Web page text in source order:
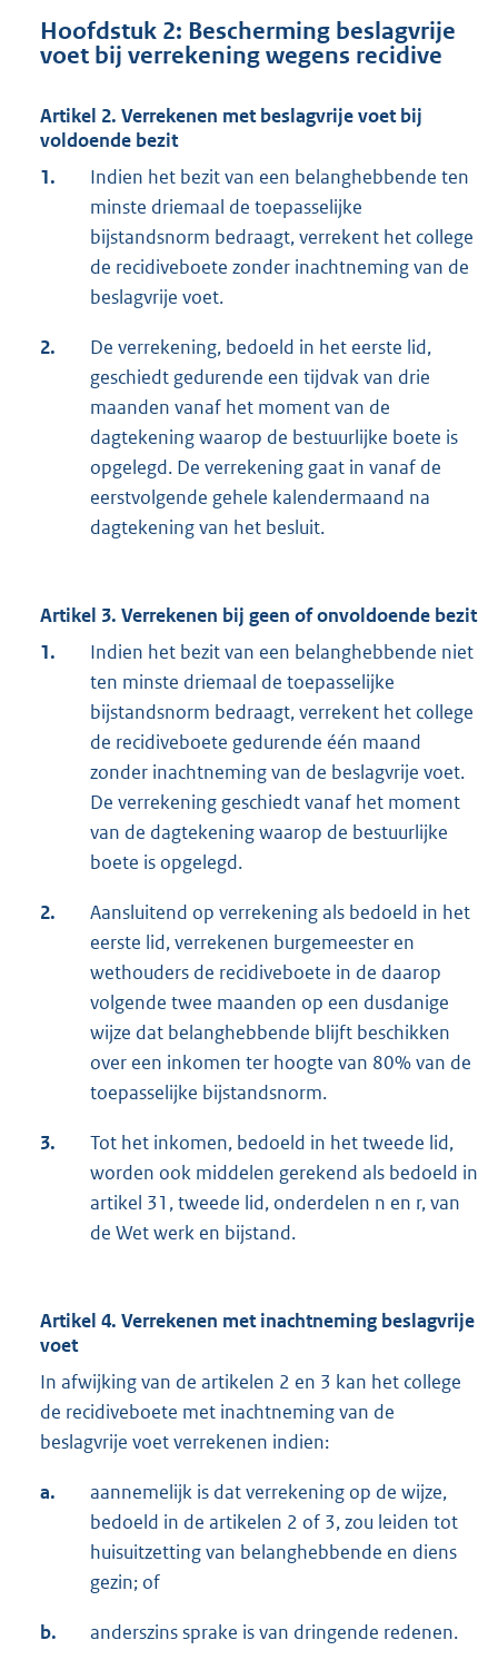
Hoofdstuk 2: Bescherming beslagvrije
voet bij verrekening wegens recidive
Artikel 2. Verrekenen met beslagvrije voet bij
voldoende bezit
1.
Indien het bezit van een belanghebbende ten
minste driemaal de toepasselijke
bijstandsnorm bedraagt, verrekent het college
de recidiveboete zonder inachtneming van de
beslagvrije voet.
2.
De verrekening, bedoeld in het eerste lid,
geschiedt gedurende een tijdvak van drie
maanden vanaf het moment van de
dagtekening waarop de bestuurlijke boete is
opgelegd. De verrekening gaat in vanaf de
eerstvolgende gehele kalendermaand na
dagtekening van het besluit.
Artikel 3. Verrekenen bij geen of onvoldoende bezit
1.
Indien het bezit van een belanghebbende niet
ten minste driemaal de toepasselijke
bijstandsnorm bedraagt, verrekent het college
de recidiveboete gedurende één maand
zonder inachtneming van de beslagvrije voet.
De verrekening geschiedt vanaf het moment
van de dagtekening waarop de bestuurlijke
boete is opgelegd.
2.
Aansluitend op verrekening als bedoeld in het
eerste lid, verrekenen burgemeester en
wethouders de recidiveboete in de daarop
volgende twee maanden op een dusdanige
wijze dat belanghebbende blijft beschikken
over een inkomen ter hoogte van 80% van de
toepasselijke bijstandsnorm.
3.
Tot het inkomen, bedoeld in het tweede lid,
worden ook middelen gerekend als bedoeld in
artikel 31, tweede lid, onderdelen n en r, van
de Wet werk en bijstand.
Artikel 4. Verrekenen met inachtneming beslagvrije
voet
In afwijking van de artikelen 2 en 3 kan het college
de recidiveboete met inachtneming van de
beslagvrije voet verrekenen indien:
a.
aannemelijk is dat verrekening op de wijze,
bedoeld in de artikelen 2 of 3, zou leiden tot
huisuitzetting van belanghebbende en diens
gezin; of
b. anderszins sprake is van dringende redenen.